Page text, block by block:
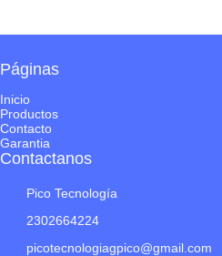
Páginas
Inicio
Productos
Contacto
Garantia
Contactanos
Pico Tecnología
2302664224
picotecnologiagpico@gmail.com